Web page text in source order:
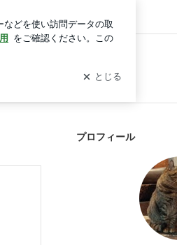
プロフィール